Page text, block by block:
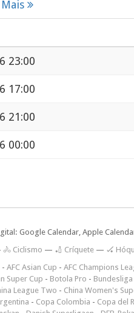
Mais
23:00
17:00
21:00
00:00
Google Calendar, Apple
🚴 Ciclismo — 🏏 Críquete — 🏑
- AFC Asian Cup - AFC Champions
Super Cup - Botola Pro - Bundesliga
League Two - China Women's
- Copa Colombia - Copa del